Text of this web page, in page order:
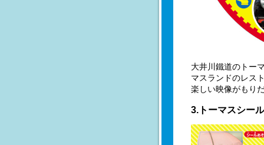
大井川鐵道のトー
マスランドのレス
楽しい映像がもり
3.トーマスシール